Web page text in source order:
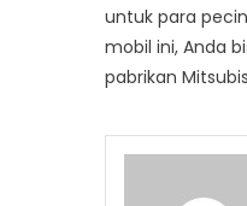
untuk para
mobil ini, Anda
pabrikan